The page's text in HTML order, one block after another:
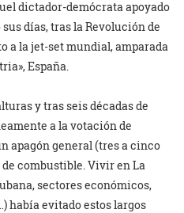
dictador-demócrata apoyado
días, tras la Revolución de
a la jet-set mundial, amparada
España.
y tras seis décadas de
a la votación de
apagón general (tres a cinco
combustible. Vivir en La
sectores económicos,
había evitado estos largos